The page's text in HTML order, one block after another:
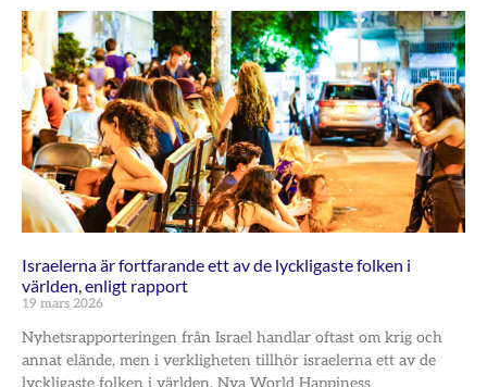
Israelerna är fortfarande ett av de lyckligaste folken i
världen, enligt rapport
19 mars 2026
Nyhetsrapporteringen från Israel handlar oftast om krig och
annat elände, men i verkligheten tillhör israelerna ett av de
lyckligaste folken i världen. Nya World Happiness